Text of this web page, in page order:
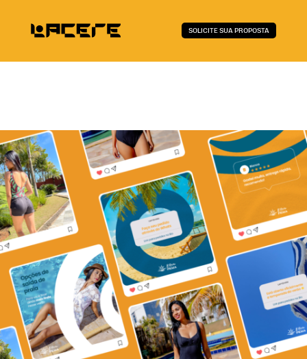
SOLICITE SUA PROPOSTA